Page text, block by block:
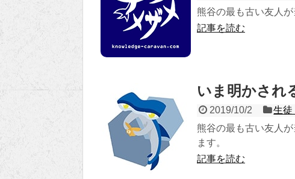
熊谷の最も古い友人
記事を読む
いま明かされ
2019/10/2 生徒
熊谷の最も古い友人
ます。
記事を読む